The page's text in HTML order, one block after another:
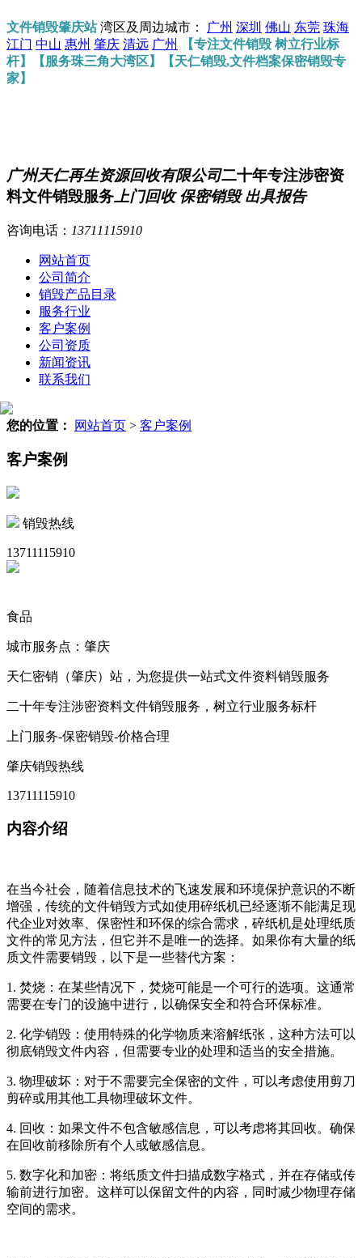
文件销毁肇庆站湾区及周边城市： 广州 深圳 佛山 东莞 珠海
江门 中山 惠州 肇庆 清远 广州
【专注文件销毁 树立行业标
杆】【服务珠三角大湾区】【天仁销毁,文件档案保密销毁专
家】
广州天仁再生资源回收有限公司二十年专注涉密资
料文件销毁服务 上门回收 保密销毁 出具报告
咨询电话： 13711115910
网站首页
公司简介
销毁产品目录
服务行业
客户案例
公司资质
新闻资讯
联系我们
您的位置： 网站首页 > 客户案例
客户案例
销毁热线
13711115910
食品
城市服务点：肇庆
天仁密销（肇庆）站，为您提供一站式文件资料销毁服务
二十年专注涉密资料文件销毁服务，树立行业服务标杆
上门服务-保密销毁-价格合理
肇庆销毁热线
13711115910
内容介绍
在当今社会，随着信息技术的飞速发展和环境保护意识的不断
增强，传统的文件销毁方式如使用碎纸机已经逐渐不能满足现
代企业对效率、保密性和环保的综合需求，碎纸机是处理纸质
文件的常见方法，但它并不是唯一的选择。如果你有大量的纸
质文件需要销毁，以下是一些替代方案：
1. 焚烧：在某些情况下，焚烧可能是一个可行的选项。这通常
需要在专门的设施中进行，以确保安全和符合环保标准。
2. 化学销毁：使用特殊的化学物质来溶解纸张，这种方法可以
彻底销毁文件内容，但需要专业的处理和适当的安全措施。
3. 物理破坏：对于不需要完全保密的文件，可以考虑使用剪刀
剪碎或用其他工具物理破坏文件。
4. 回收：如果文件不包含敏感信息，可以考虑将其回收。确保
在回收前移除所有个人或敏感信息。
5. 数字化和加密：将纸质文件扫描成数字格式，并在存储或传
输前进行加密。这样可以保留文件的内容，同时减少物理存储
空间的需求。